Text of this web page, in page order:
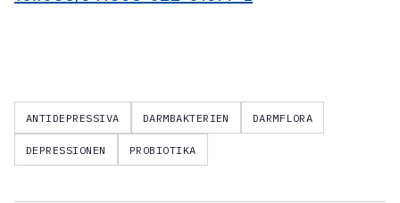
ANTIDEPRESSIVA DARMBAKTERIEN DARMFLORA
DEPRESSIONEN PROBIOTIKA